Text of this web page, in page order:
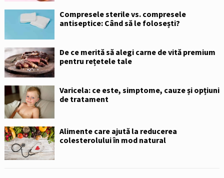
Compresele sterile vs. compresele
antiseptice: Când să le folosești?
De ce merită să alegi carne de vită premium
pentru rețetele tale
Varicela: ce este, simptome, cauze și opțiuni
de tratament
Alimente care ajută la reducerea
colesterolului în mod natural